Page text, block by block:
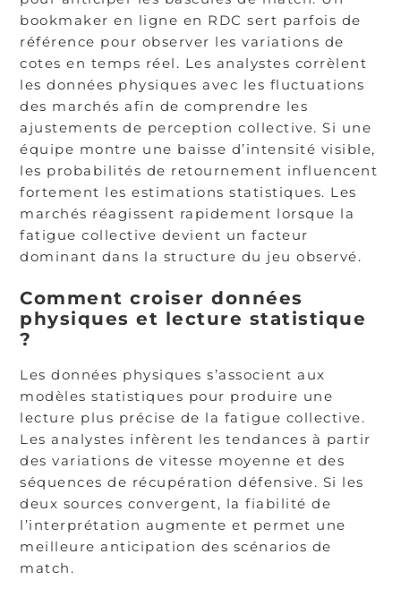
bookmaker en ligne en RDC sert parfois de
référence pour observer les variations de
cotes en temps réel. Les analystes corrèlent
les données physiques avec les fluctuations
des marchés afin de comprendre les
ajustements de perception collective. Si une
équipe montre une baisse d’intensité visible,
les probabilités de retournement influencent
fortement les estimations statistiques. Les
marchés réagissent rapidement lorsque la
fatigue collective devient un facteur
dominant dans la structure du jeu observé.
Comment croiser données
physiques et lecture statistique
?
Les données physiques s’associent aux
modèles statistiques pour produire une
lecture plus précise de la fatigue collective.
Les analystes infèrent les tendances à partir
des variations de vitesse moyenne et des
séquences de récupération défensive. Si les
deux sources convergent, la fiabilité de
l’interprétation augmente et permet une
meilleure anticipation des scénarios de
match.